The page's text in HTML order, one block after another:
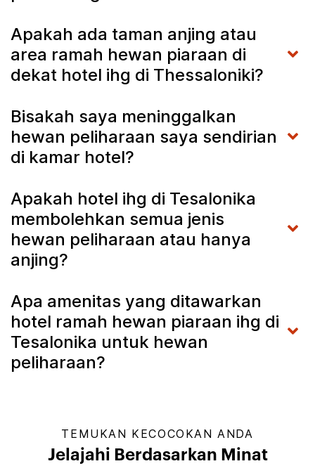
Apakah ada taman anjing atau
area ramah hewan piaraan di
dekat hotel ihg di Thessaloniki?
Bisakah saya meninggalkan
hewan peliharaan saya sendirian
di kamar hotel?
Apakah hotel ihg di Tesalonika
membolehkan semua jenis
hewan peliharaan atau hanya
anjing?
Apa amenitas yang ditawarkan
hotel ramah hewan piaraan ihg di
Tesalonika untuk hewan
peliharaan?
TEMUKAN KECOCOKAN ANDA
Jelajahi Berdasarkan Minat